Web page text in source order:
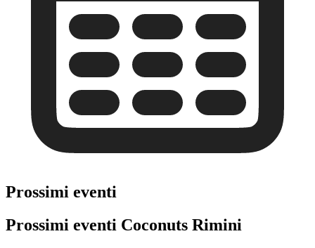
Prossimi eventi
Prossimi eventi Coconuts Rimini